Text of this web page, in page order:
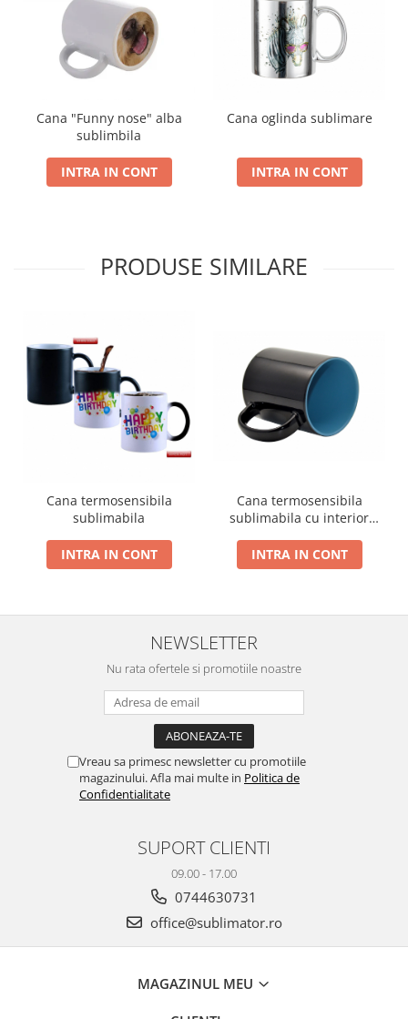
Cana "Funny nose" alba
sublimbila
INTRA IN CONT
Cana oglinda sublimare
INTRA IN CONT
PRODUSE SIMILARE
Cana termosensibila
sublimabila
INTRA IN CONT
Cana termosensibila
sublimabila cu interior
INTRA IN CONT
NEWSLETTER
Nu rata ofertele si promotiile noastre
Vreau sa primesc newsletter cu promotiile
magazinului. Afla mai multe in Politica de
Confidentialitate
SUPORT CLIENTI
09.00 - 17.00
0744630731
office@sublimator.ro
MAGAZINUL MEU